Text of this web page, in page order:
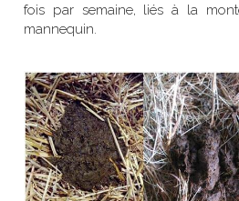
fois par semaine, liés à la
mannequin.